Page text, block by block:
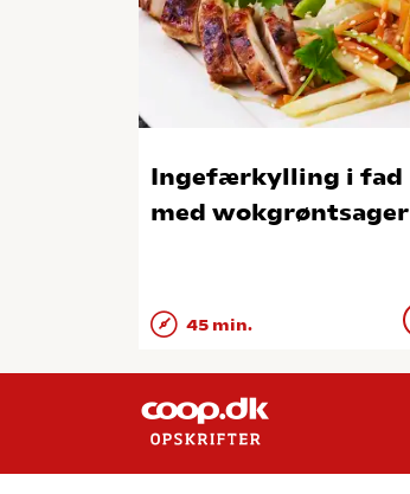
Ingefærkylling i fad
med wokgrøntsager
45 min.